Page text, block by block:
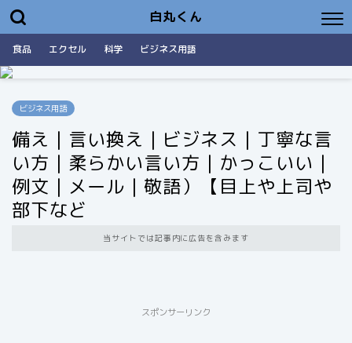
白丸くん
食品 エクセル 科学 ビジネス用語
ビジネス用語
備え｜言い換え｜ビジネス｜丁寧な言
い方｜柔らかい言い方｜かっこいい｜
例文｜メール｜敬語）【目上や上司や
部下など
当サイトでは記事内に広告を含みます
スポンサーリンク